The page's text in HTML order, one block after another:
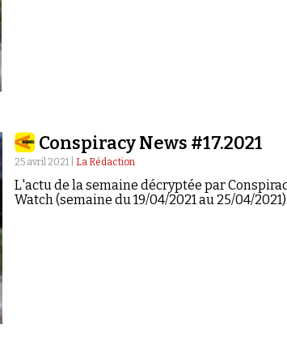
Conspiracy News #17.2021
25 avril 2021 | La Rédaction
L'actu de la semaine décryptée par
Watch (semaine du 19/04/2021 au 25/04/